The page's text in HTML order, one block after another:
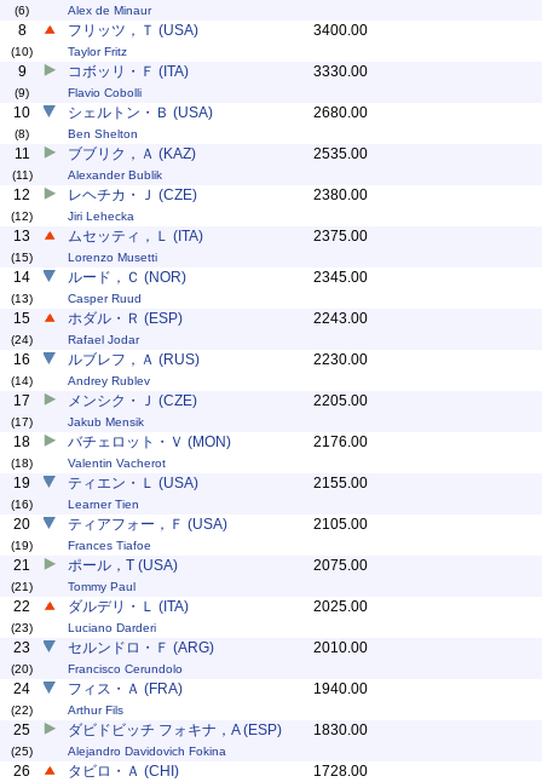
(6) Alex de Minaur
8
(10)
フリッツ，Ｔ (USA)
Taylor Fritz
3400.00
9
(9)
コボッリ・Ｆ (ITA)
Flavio Cobolli
3330.00
10
(8)
シェルトン・Ｂ (USA)
Ben Shelton
2680.00
11
(11)
ブブリク，Ａ (KAZ)
Alexander Bublik
2535.00
12
(12)
レヘチカ・Ｊ (CZE)
Jiri Lehecka
2380.00
13
(15)
ムセッティ，Ｌ (ITA)
Lorenzo Musetti
2375.00
14
(13)
ルード，Ｃ (NOR)
Casper Ruud
2345.00
15
(24)
ホダル・Ｒ (ESP)
Rafael Jodar
2243.00
16
(14)
ルブレフ，Ａ (RUS)
Andrey Rublev
2230.00
17
(17)
メンシク・Ｊ (CZE)
Jakub Mensik
2205.00
18
(18)
バチェロット・Ｖ (MON)
Valentin Vacherot
2176.00
19
(16)
ティエン・Ｌ (USA)
Learner Tien
2155.00
20
(19)
ティアフォー，Ｆ (USA)
Frances Tiafoe
2105.00
21
(21)
ポール，T (USA)
Tommy Paul
2075.00
22
(23)
ダルデリ・Ｌ (ITA)
Luciano Darderi
2025.00
23
(20)
セルンドロ・Ｆ (ARG)
Francisco Cerundolo
2010.00
24
(22)
フィス・Ａ (FRA)
Arthur Fils
1940.00
25
(25)
ダビドビッチ フォキナ，A (ESP)
Alejandro Davidovich Fokina
1830.00
26 タビロ・Ａ (CHI) 1728.00